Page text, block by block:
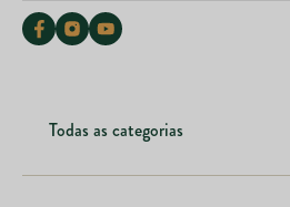
Todas as categorias